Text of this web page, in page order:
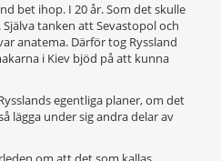
bet ihop. I 20 år. Som det skulle
tanken att Sevastopol och
anatema. Därför tog Ryssland
i Kiev bjöd på att kunna
egentliga planer, om det
lägga under sig andra delar av